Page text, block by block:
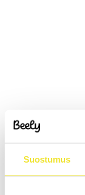
Suostumus